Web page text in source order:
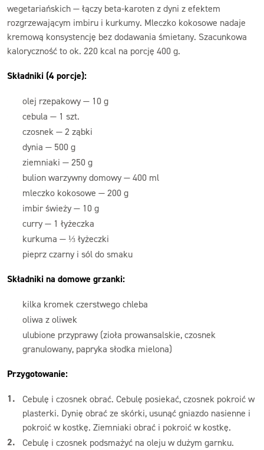
wegetariańskich — łączy beta-karoten z dyni z efektem
rozgrzewającym imbiru i kurkumy. Mleczko kokosowe nadaje
kremową konsystencję bez dodawania śmietany. Szacunkowa
kaloryczność to ok. 220 kcal na porcję 400 g.
Składniki (4 porcje):
olej rzepakowy — 10 g
cebula — 1 szt.
czosnek — 2 ząbki
dynia — 500 g
ziemniaki — 250 g
bulion warzywny domowy — 400 ml
mleczko kokosowe — 200 g
imbir świeży — 10 g
curry — 1 łyżeczka
kurkuma — ⅓ łyżeczki
pieprz czarny i sól do smaku
Składniki na domowe grzanki:
kilka kromek czerstwego chleba
oliwa z oliwek
ulubione przyprawy (zioła prowansalskie, czosnek
granulowany, papryka słodka mielona)
Przygotowanie:
Cebulę i czosnek obrać. Cebulę posiekać, czosnek pokroić w
plasterki. Dynię obrać ze skórki, usunąć gniazdo nasienne i
pokroić w kostkę. Ziemniaki obrać i pokroić w kostkę.
Cebulę i czosnek podsmażyć na oleju w dużym garnku.